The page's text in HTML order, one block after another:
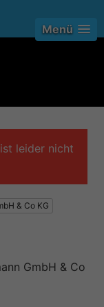
Menü
leider nicht
& Co KG
GmbH & Co